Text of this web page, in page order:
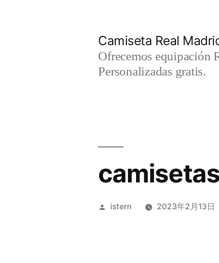
Camiseta Real
Ofrecemos equipación
Personalizadas gratis.
Publicado
istern 2023年2月13日